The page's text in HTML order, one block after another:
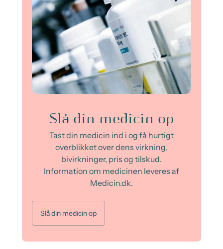
Slå din medicin op
Tast din medicin ind i og få hurtigt
overblikket over dens virkning,
bivirkninger, pris og tilskud.
Information om medicinen leveres af
Medicin.dk.
Slå din medicin op